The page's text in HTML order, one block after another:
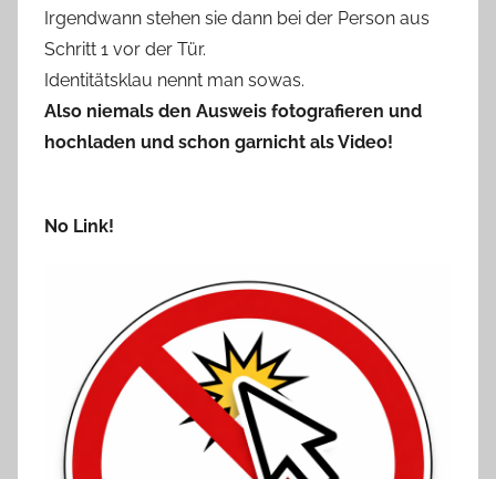
Irgendwann stehen sie dann bei der Person aus
Schritt 1 vor der Tür.
Identitätsklau nennt man sowas.
Also niemals den Ausweis fotografieren und
hochladen und schon garnicht als Video!
No Link!